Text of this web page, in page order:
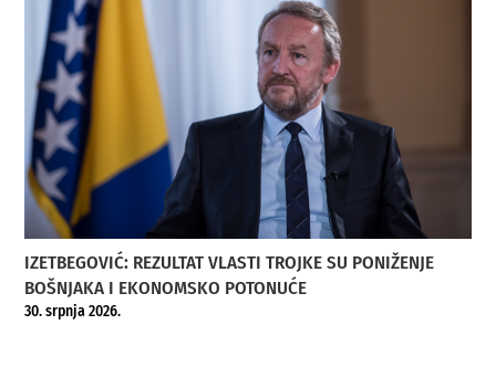
IZETBEGOVIĆ: REZULTAT VLASTI TROJKE SU PONIŽENJE
BOŠNJAKA I EKONOMSKO POTONUĆE
30. srpnja 2026.